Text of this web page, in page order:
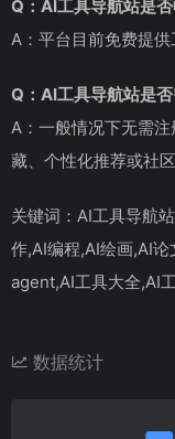
Q：AI工具导航站是否
A：平台目前免费提供
Q：AI工具导航站是
A：一般情况下无需
藏、个性化推荐或社
关键词：AI工具导航
作,AI编程,AI绘画,AI
agent,AI工具大全,AI
数据统计